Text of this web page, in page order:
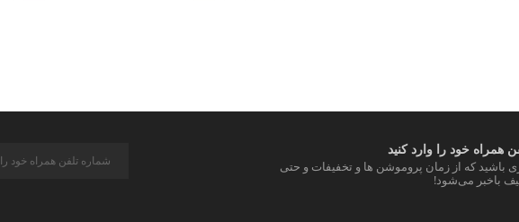
همراه خود را وارد کنید
باشید که از زمان پروموشن ها و تخفیفات و حتی
باخبر می‌شود!